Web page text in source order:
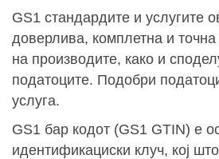
GS1 стандардите и услугите
доверлива, комплетна и
на производите, како и
податоците. Подобри
услуга.
GS1 бар кодот (GS1 GTIN) е
идентификациски клуч, кој